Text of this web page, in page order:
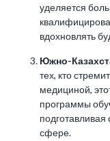
уделяется
вдохновлять
Южно-
тех, кто
медициной,
программы
подготавливая
сфере.